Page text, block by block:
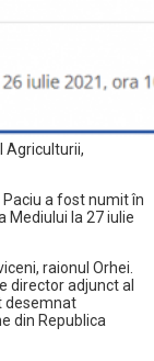
Agriculturii,
a fost numit în
la 27 iulie
raionul Orhei.
director adjunct al
desemnat
din Republica